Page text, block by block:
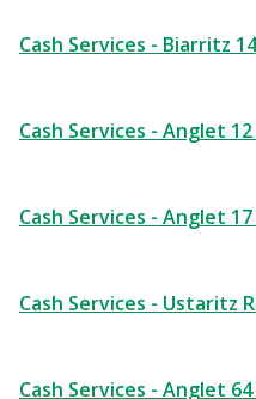
Cash Services - Biarritz 14
Cash Services - Anglet 12
Cash Services - Anglet 17
Cash Services - Ustaritz
Cash Services - Anglet 64